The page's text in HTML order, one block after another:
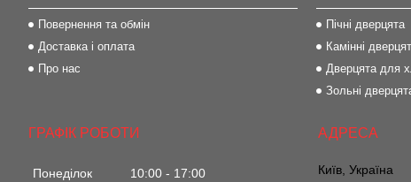
Повернення та обмін
Доставка і оплата
Про нас
Пічні дверцята
Камінні
Дверцята для
Зольні
ГРАФІК РОБОТИ
Понеділок 10:00
17:00
Київ, Україна